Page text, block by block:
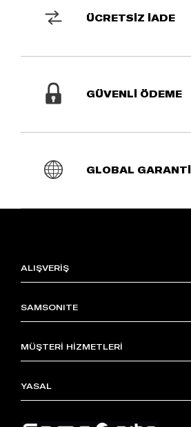
ÜCRETSİZ İADE
GÜVENLİ ÖDEME
GLOBAL GARANTİ
ALIŞVERİŞ
SAMSONITE
MÜŞTERİ HİZMETLERİ
YASAL